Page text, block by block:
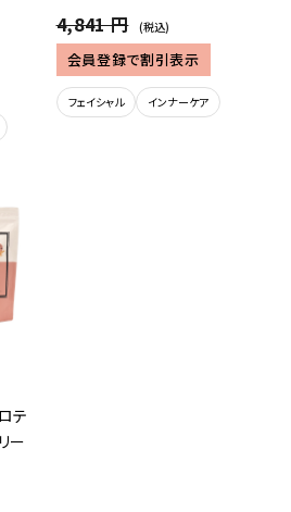
4,841 円 (税込)
会員登録で割引表示
フェイシャル インナーケア
テ
ー